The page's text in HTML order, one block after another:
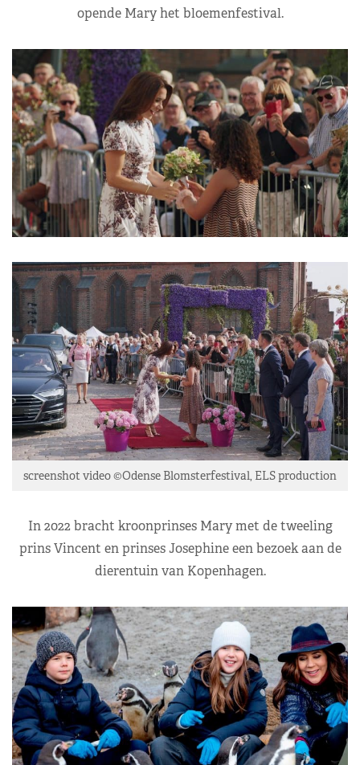
opende Mary het bloemenfestival.
screenshot video ©Odense Blomsterfestival, ELS production
In 2022 bracht kroonprinses Mary met de tweeling
prins Vincent en prinses Josephine een bezoek aan de
dierentuin van Kopenhagen.